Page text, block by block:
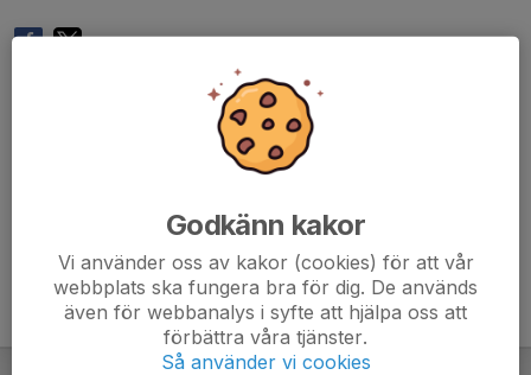
Godkänn kakor
Vi använder oss av kakor (cookies) för att vår
webbplats ska fungera bra för dig. De används
även för webbanalys i syfte att hjälpa oss att
förbättra våra tjänster.
Så använder vi cookies